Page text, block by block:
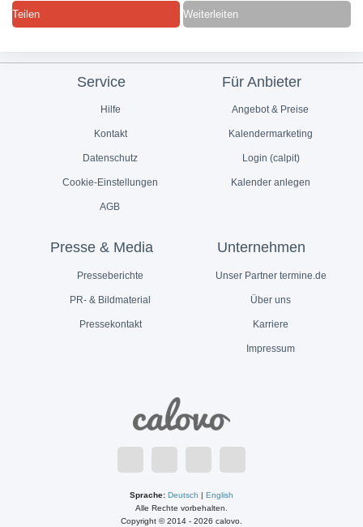
Teilen Weiterleiten
Service
Hilfe
Kontakt
Datenschutz
Cookie-Einstellungen
AGB
Für Anbieter
Angebot & Preise
Kalendermarketing
Login (calpit)
Kalender anlegen
Presse & Media
Presseberichte
PR- & Bildmaterial
Pressekontakt
Unternehmen
Unser Partner termine.de
Über uns
Karriere
Impressum
Sprache: Deutsch | English
Alle Rechte vorbehalten.
Copyright © 2014 - 2026 calovo.